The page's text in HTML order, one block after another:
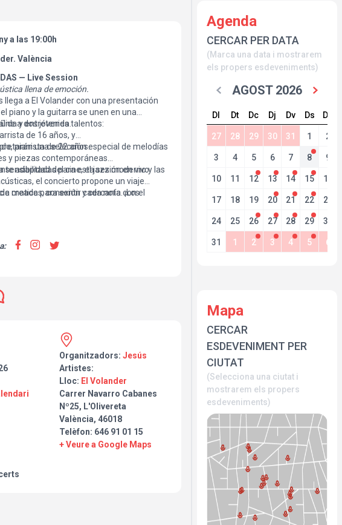
a las 19:00h
València
— Live Session
llena de emoción.
llega a El Volander con una presentación
piano y la guitarra se unen en una
y entretenida.
a dos jóvenes talentos:
de 16 años, y
pianista de 22 años.
una selección especial de melodías
y piezas contemporáneas
adaptadas para esta sesión en vivo.
sensibilidad del cine, el jazz moderno y las
el concierto propone un viaje
matices, conexión y cercanía con el
creada para sentir cada nota. ¡Los
Organitzadors: Jesús
Artistes:
Lloc: El Volander
Carrer Navarro Cabanes
Nº25, L'Olivereta
València, 46018
Telèfon: 646 91 01 15
+ Veure a Google Maps
Agenda
CERCAR PER DATA
(Marca una data i mostrarem
els propers esdeveniments)
AGOST 2026
Dl Dt Dc Dj Dv Ds Dg
27 28 29 30 31 1 2
3 4 5 6 7 8 9
10 11 12 13 14 15 16
17 18 19 20 21 22 23
24 25 26 27 28 29 30
31 1 2 3 4 5 6
Mapa
CERCAR
ESDEVENIMENT PER
CIUTAT
(Selecciona una ciutat i
mostrarem els propers
esdeveniments)